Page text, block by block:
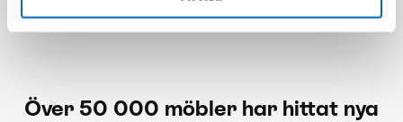
Över 50 000 möbler har hittat nya